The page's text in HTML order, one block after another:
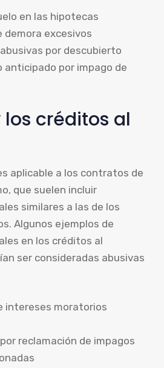
en las hipotecas
demora excesivos
por descubierto
anticipado por impago de
los créditos al
aplicable a los contratos de
que suelen incluir
similares a las de los
Algunos ejemplos de
en los créditos al
ser consideradas abusivas
intereses moratorios
reclamación de impagos